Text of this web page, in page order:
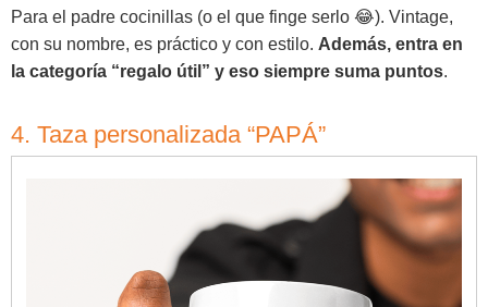
Para el padre cocinillas (o el que finge serlo 😂). Vintage,
con su nombre, es práctico y con estilo. Además, entra en
la categoría “regalo útil” y eso siempre suma puntos.
4. Taza personalizada “PAPÁ”